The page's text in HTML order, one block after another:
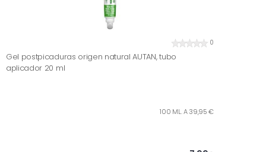
0
Gel postpicaduras origen natural AUTAN, tubo
aplicador 20 ml
100 ML. A 39,95 €